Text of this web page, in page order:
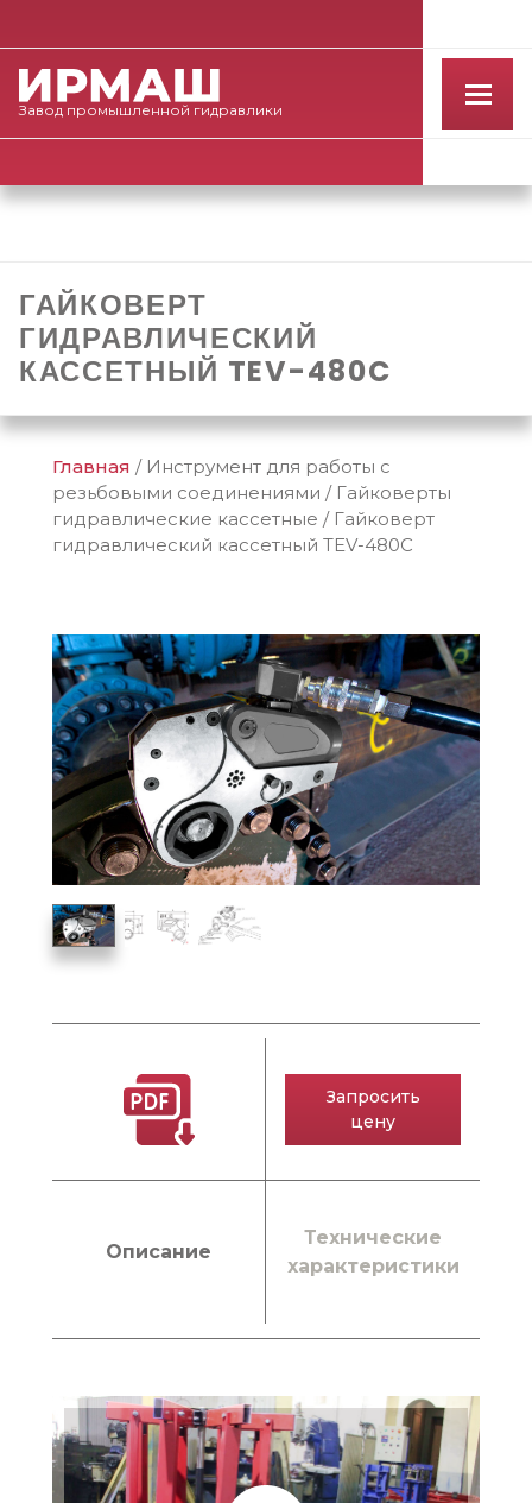
Завод промышленной гидравлики
ГАЙКОВЕРТ
ГИДРАВЛИЧЕСКИЙ
КАССЕТНЫЙ TEV-480C
Главная / Инструмент для работы с
резьбовыми соединениями / Гайковерты
гидравлические кассетные / Гайковерт
гидравлический кассетный TEV-480C
Описание
Технические
характеристики
Запросить
цену